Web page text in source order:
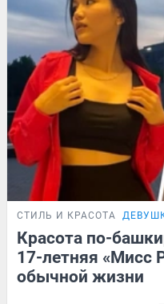
СТИЛЬ И КРАСОТА
Красота по-
17-летняя «Мисс
обычной жизни